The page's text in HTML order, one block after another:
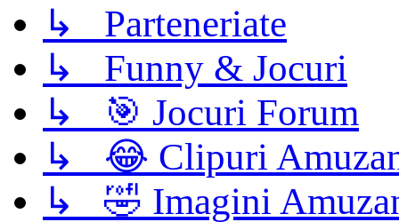
↳ Parteneriate
↳ Funny & Jocuri
↳ 🎯 Jocuri Forum
↳ 😂 Clipuri
↳ 🤣 Imagini